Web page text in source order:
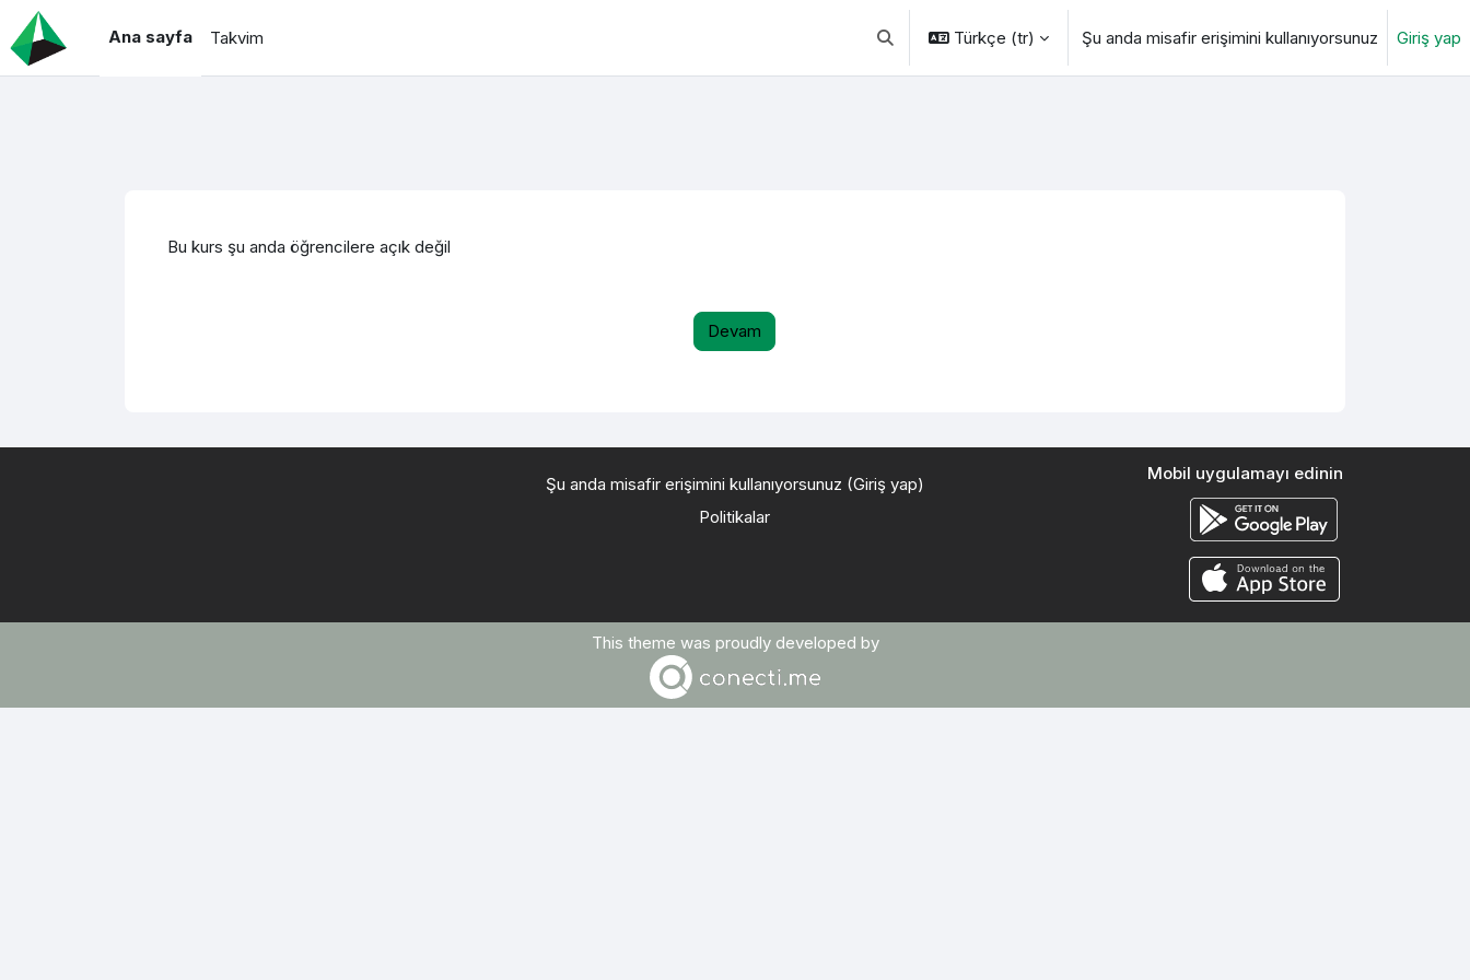
Ana içeriğe git
Ana sayfa
Takvim Arama girişini değiştir
Türkçe ‎(tr)‎ Şu anda misafir erişimini kullanıyorsunuz Giriş yap
Bu kurs şu anda öğrencilere açık değil
Devam
Şu anda misafir erişimini kullanıyorsunuz (Giriş yap)
Politikalar
Mobil uygulamayı edinin
This theme was proudly developed by